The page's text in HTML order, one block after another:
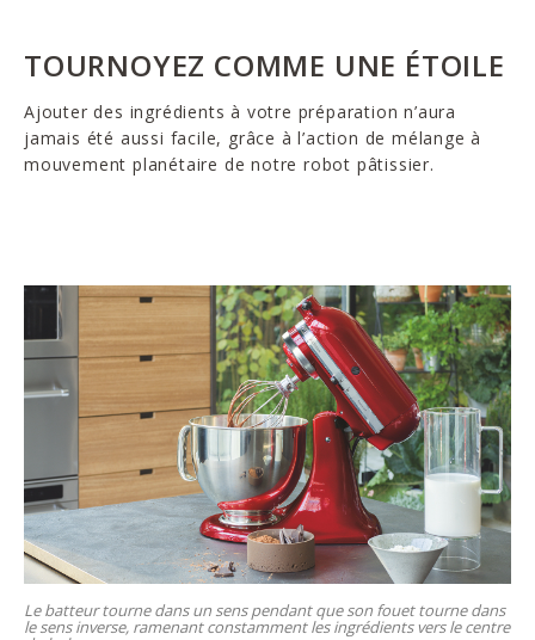
TOURNOYEZ COMME UNE ÉTOILE
Ajouter des ingrédients à votre préparation n’aura
jamais été aussi facile, grâce à l’action de mélange à
mouvement planétaire de notre robot pâtissier.
Le batteur tourne dans un sens pendant que son fouet tourne dans
le sens inverse, ramenant constamment les ingrédients vers le centre